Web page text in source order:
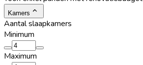
Kamers
Aantal slaapkamers
Minimum
Maximum